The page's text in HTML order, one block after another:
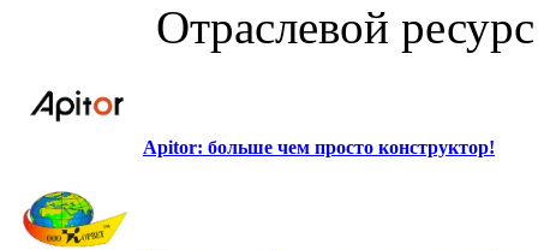
Отраслевой
Apitor: больше чем просто конструктор!